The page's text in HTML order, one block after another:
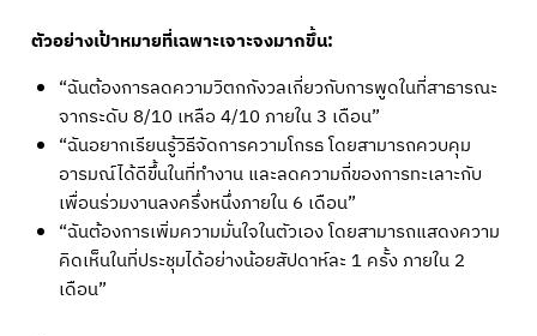
ตัวอย่างเป้าหมายที่เฉพาะเจาะจงมากขึ้น:
“ฉันต้องการลดความวิตกกังวลเกี่ยวกับการพูดในที่สาธารณะ
จากระดับ 8/10 เหลือ 4/10 ภายใน 3 เดือน”
“ฉันอยากเรียนรู้วิธีจัดการความโกรธ โดยสามารถควบคุม
อารมณ์ได้ดีขึ้นในที่ทำงาน และลดความถี่ของการทะเลาะกับ
เพื่อนร่วมงานลงครึ่งหนึ่งภายใน 6 เดือน”
“ฉันต้องการเพิ่มความมั่นใจในตัวเอง โดยสามารถแสดงความ
คิดเห็นในที่ประชุมได้อย่างน้อยสัปดาห์ละ 1 ครั้ง ภายใน 2
เดือน”